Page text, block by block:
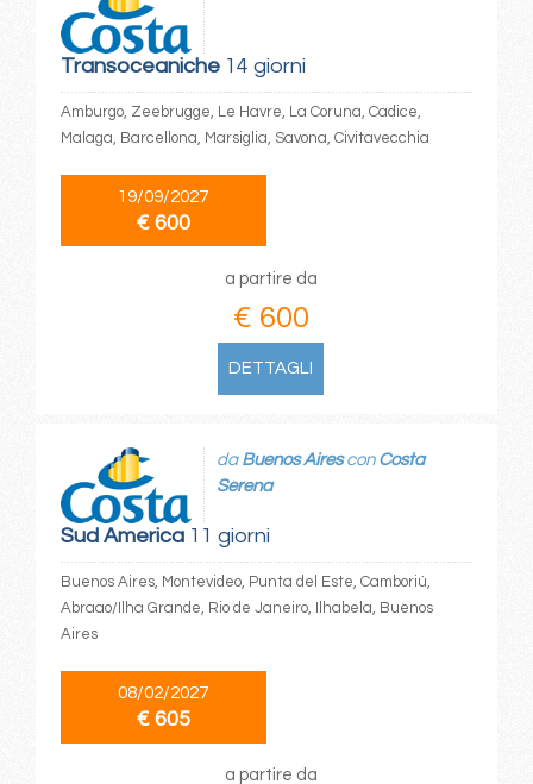
Transoceaniche14 giorni
Amburgo, Zeebrugge, Le Havre, La Coruna, Cadice,
Malaga, Barcellona, Marsiglia, Savona, Civitavecchia
19/09/2027
€ 600
a partire da
€ 600
DETTAGLI
Sud America11 giorni
da Buenos Airescon Costa
Serena
Buenos Aires, Montevideo, Punta del Este, Camboriú,
Abraao/Ilha Grande, Rio de Janeiro, Ilhabela, Buenos
Aires
08/02/2027
€ 605
a partire da